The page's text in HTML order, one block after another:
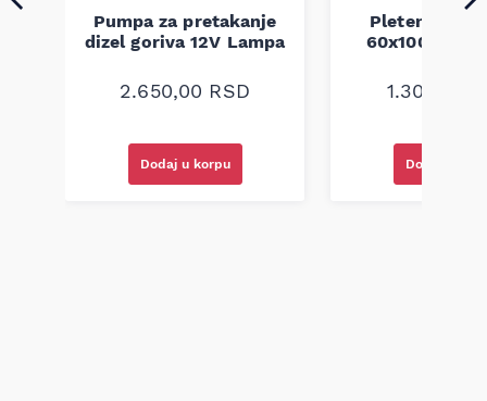
Pumpa za pretakanje
dizel goriva 12V Lampa
2.650,00 RSD
Dodaj u korpu
Pletenica
60x100
1.300,00
Dodaj u